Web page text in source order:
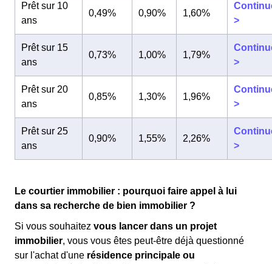
Prêt sur 10
ans
0,49% 0,90% 1,60%
>
Prêt sur 15
ans
0,73% 1,00% 1,79%
>
Prêt sur 20
ans
0,85% 1,30% 1,96%
>
Prêt sur 25
ans
0,90% 1,55% 2,26%
>
Le courtier immobilier : pourquoi faire appel à lui
dans sa recherche de bien immobilier ?
Si vous souhaitez vous lancer dans un projet
immobilier, vous vous êtes peut-être déjà questionné
sur l'achat d'une résidence principale ou